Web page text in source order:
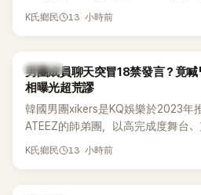
獲封「夏日女王」。不過，團體在出
不僅展現兩人多年不變的好交情，
樣，也意外掀起網友熱議。
K氏鄉民 13 小時前
K-POP
男團成員聊天突冒18禁發言？竟喊
相曝光超荒謬
韓國男團xikers是KQ娛樂於2023年
ATEEZ的師弟團，以高完成度舞台
Hop風格聞名，出道後迅速累積大
K氏鄉民 13 小時前